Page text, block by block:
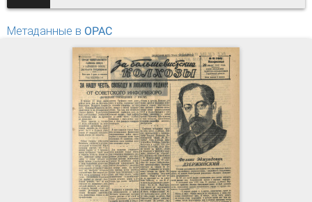
Метаданные в OPAC